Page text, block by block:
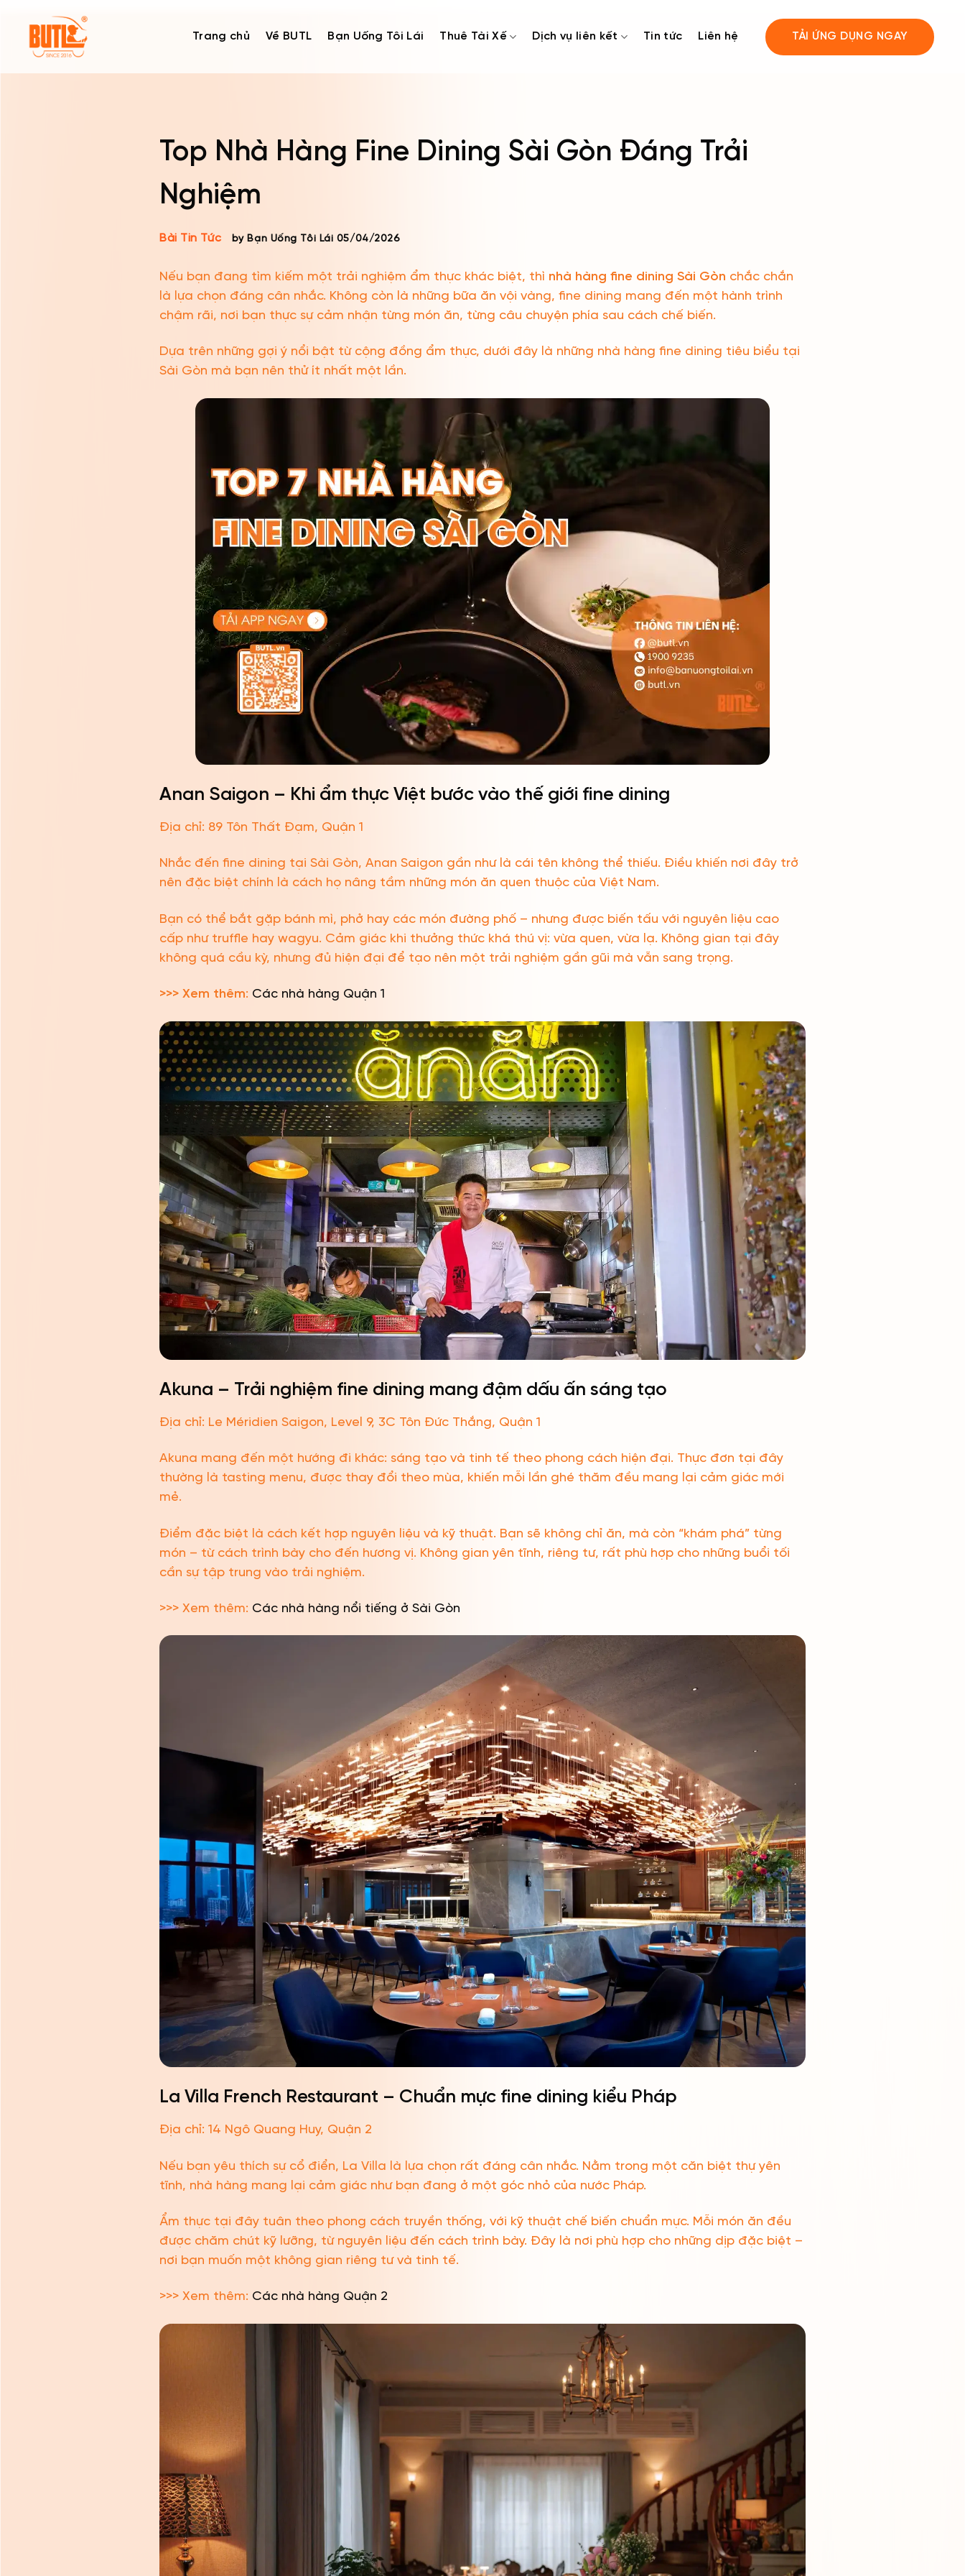
content
Trang chủ Về BUTL Bạn Uống Tôi Lái Thuê Tài Xế Dịch vụ liên kết Tin tức Liên hệ TẢI ỨNG DỤNG NGAY
Top Nhà Hàng Fine Dining Sài Gòn Đáng Trải
Nghiệm
Bài Tin Tức by Bạn Uống Tôi Lái 05/04/2026
Nếu bạn đang tìm kiếm một trải nghiệm ẩm thực khác biệt, thì nhà hàng fine dining Sài Gòn chắc chắn
là lựa chọn đáng cân nhắc. Không còn là những bữa ăn vội vàng, fine dining mang đến một hành trình
chậm rãi, nơi bạn thực sự cảm nhận từng món ăn, từng câu chuyện phía sau cách chế biến.
Dựa trên những gợi ý nổi bật từ cộng đồng ẩm thực, dưới đây là những nhà hàng fine dining tiêu biểu tại
Sài Gòn mà bạn nên thử ít nhất một lần.
Anan Saigon – Khi ẩm thực Việt bước vào thế giới fine dining
Địa chỉ: 89 Tôn Thất Đạm, Quận 1
Nhắc đến fine dining tại Sài Gòn, Anan Saigon gần như là cái tên không thể thiếu. Điều khiến nơi đây trở
nên đặc biệt chính là cách họ nâng tầm những món ăn quen thuộc của Việt Nam.
Bạn có thể bắt gặp bánh mì, phở hay các món đường phố – nhưng được biến tấu với nguyên liệu cao
cấp như truffle hay wagyu. Cảm giác khi thưởng thức khá thú vị: vừa quen, vừa lạ. Không gian tại đây
không quá cầu kỳ, nhưng đủ hiện đại để tạo nên một trải nghiệm gần gũi mà vẫn sang trọng.
>>> Xem thêm: Các nhà hàng Quận 1
Akuna – Trải nghiệm fine dining mang đậm dấu ấn sáng tạo
Địa chỉ: Le Méridien Saigon, Level 9, 3C Tôn Đức Thắng, Quận 1
Akuna mang đến một hướng đi khác: sáng tạo và tinh tế theo phong cách hiện đại. Thực đơn tại đây
thường là tasting menu, được thay đổi theo mùa, khiến mỗi lần ghé thăm đều mang lại cảm giác mới
mẻ.
Điểm đặc biệt là cách kết hợp nguyên liệu và kỹ thuật. Bạn sẽ không chỉ ăn, mà còn “khám phá” từng
món – từ cách trình bày cho đến hương vị. Không gian yên tĩnh, riêng tư, rất phù hợp cho những buổi tối
cần sự tập trung vào trải nghiệm.
>>> Xem thêm: Các nhà hàng nổi tiếng ở Sài Gòn
La Villa French Restaurant – Chuẩn mực fine dining kiểu Pháp
Địa chỉ: 14 Ngô Quang Huy, Quận 2
Nếu bạn yêu thích sự cổ điển, La Villa là lựa chọn rất đáng cân nhắc. Nằm trong một căn biệt thự yên
tĩnh, nhà hàng mang lại cảm giác như bạn đang ở một góc nhỏ của nước Pháp.
Ẩm thực tại đây tuân theo phong cách truyền thống, với kỹ thuật chế biến chuẩn mực. Mỗi món ăn đều
được chăm chút kỹ lưỡng, từ nguyên liệu đến cách trình bày. Đây là nơi phù hợp cho những dịp đặc biệt –
nơi bạn muốn một không gian riêng tư và tinh tế.
>>> Xem thêm: Các nhà hàng Quận 2